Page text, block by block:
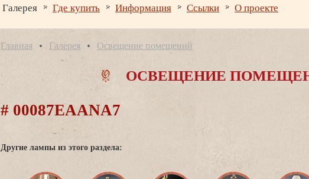
Галерея Где купить Информация Ссылки О проекте
Главная Галерея Освещение помещений
ОСВЕЩЕНИЕ
# 00087EAANA7
Другие лампы из этого раздела: